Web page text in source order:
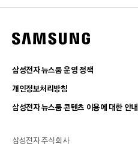
삼성전자 뉴스룸 운영 정책
개인정보처리방침
삼성전자 뉴스룸 콘텐츠 이용에 대한 안내
삼성전자 주식회사